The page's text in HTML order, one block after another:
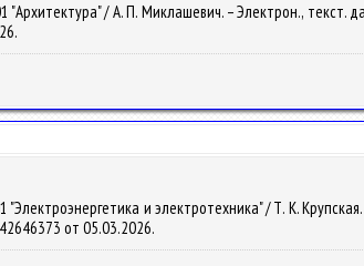
/ А. П. Миклашевич. – Электрон., текст.
и электротехника" / Т. К.
от 05.03.2026.